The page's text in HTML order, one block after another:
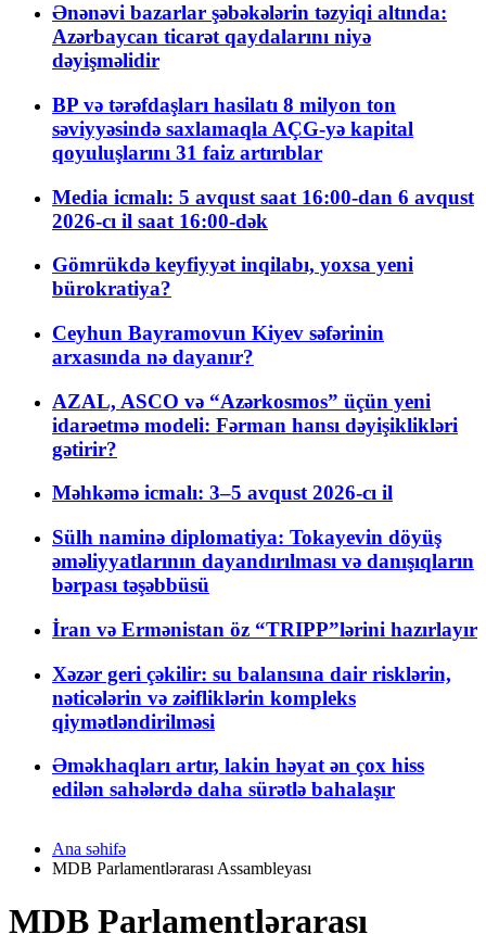
Ənənəvi bazarlar şəbəkələrin təzyiqi altında:
Azərbaycan ticarət qaydalarını niyə
dəyişməlidir
BP və tərəfdaşları hasilatı 8 milyon ton
səviyyəsində saxlamaqla AÇG-yə kapital
qoyuluşlarını 31 faiz artırıblar
Media icmalı: 5 avqust saat 16:00-dan 6 avqust
2026-cı il saat 16:00-dək
Gömrükdə keyfiyyət inqilabı, yoxsa yeni
bürokratiya?
Ceyhun Bayramovun Kiyev səfərinin
arxasında nə dayanır?
AZAL, ASCO və “Azərkosmos” üçün yeni
idarəetmə modeli: Fərman hansı dəyişiklikləri
gətirir?
Məhkəmə icmalı: 3–5 avqust 2026-cı il
Sülh naminə diplomatiya: Tokayevin döyüş
əməliyyatlarının dayandırılması və danışıqların
bərpası təşəbbüsü
İran və Ermənistan öz “TRIPP”lərini hazırlayır
Xəzər geri çəkilir: su balansına dair risklərin,
nəticələrin və zəifliklərin kompleks
qiymətləndirilməsi
Əməkhaqları artır, lakin həyat ən çox hiss
edilən sahələrdə daha sürətlə bahalaşır
Ana səhifə
MDB Parlamentlərarası Assambleyası
MDB Parlamentlərarası